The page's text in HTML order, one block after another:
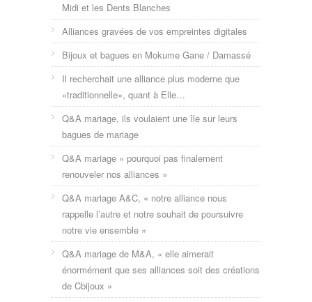
Midi et les Dents Blanches
Alliances gravées de vos empreintes digitales
Bijoux et bagues en Mokume Gane / Damassé
Il recherchait une alliance plus moderne que
«traditionnelle», quant à Elle…
Q&A mariage, ils voulaient une île sur leurs
bagues de mariage
Q&A mariage « pourquoi pas finalement
renouveler nos alliances »
Q&A mariage A&C, « notre alliance nous
rappelle l’autre et notre souhait de poursuivre
notre vie ensemble »
Q&A mariage de M&A, « elle aimerait
énormément que ses alliances soit des créations
de Cbijoux »